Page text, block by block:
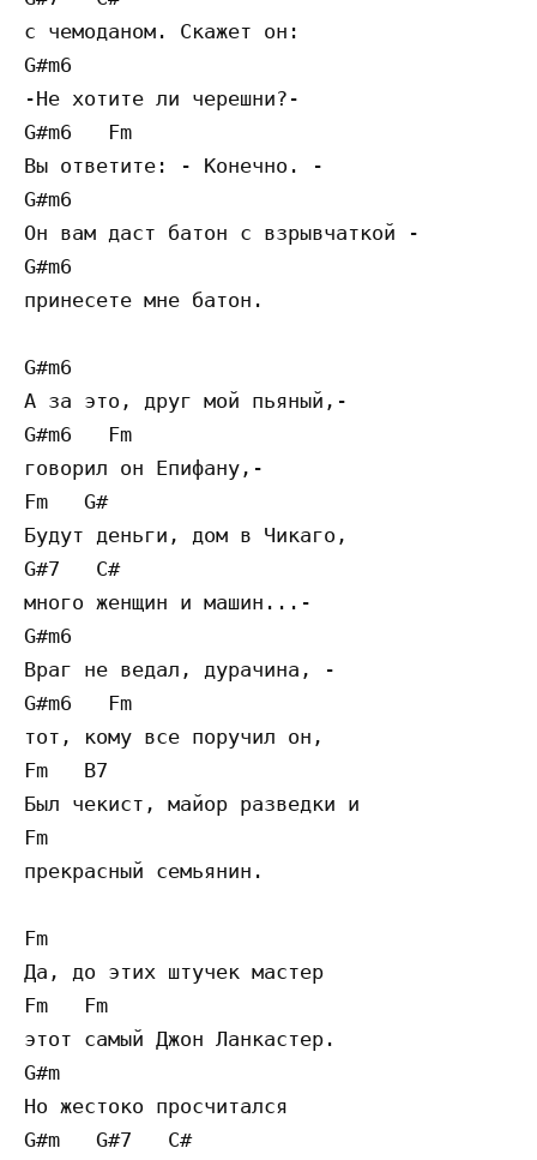
с чемоданом. Скажет он:
G#m6
-Не хотите ли черешни?-
G#m6   Fm
Вы ответите: - Конечно. -
G#m6
Он вам даст батон с взрывчаткой -
G#m6
принесете мне батон.
G#m6
А за это, друг мой пьяный,-
G#m6   Fm
говорил он Епифану,-
Fm   G#
Будут деньги, дом в Чикаго,
G#7   C#
много женщин и машин...-
G#m6
Враг не ведал, дурачина, -
G#m6   Fm
тот, кому все поручил он,
Fm   B7
Был чекист, майор разведки и
Fm
прекрасный семьянин.
Fm
Да, до этих штучек мастер
Fm   Fm
этот самый Джон Ланкастер.
G#m
Но жестоко просчитался
G#m   G#7   C#